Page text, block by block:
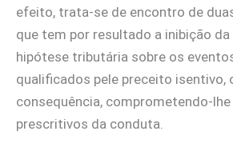
efeito, trata-se de encontro de
que tem por resultado a inibição
hipótese tributária sobre os
qualificados pele preceito isentivo,
consequência, comprometendo-
prescritivos da conduta.